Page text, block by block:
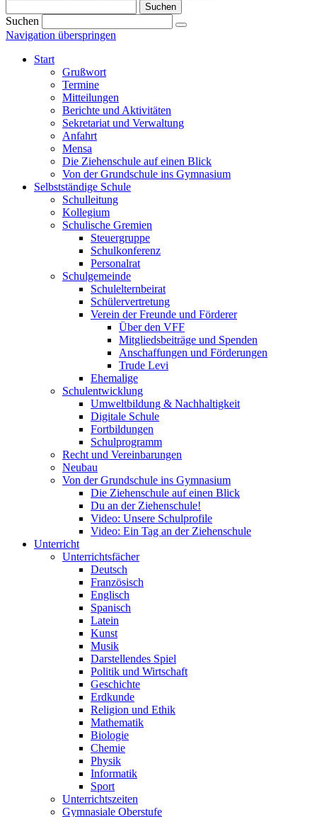
Suchen
Suchen
Navigation überspringen
Start
Grußwort
Termine
Mitteilungen
Berichte und Aktivitäten
Sekretariat und Verwaltung
Anfahrt
Mensa
Die Ziehenschule auf einen Blick
Von der Grundschule ins Gymnasium
Selbstständige Schule
Schulleitung
Kollegium
Schulische Gremien
Steuergruppe
Schulkonferenz
Personalrat
Schulgemeinde
Schulelternbeirat
Schülervertretung
Verein der Freunde und Förderer
Über den VFF
Mitgliedsbeiträge und Spenden
Anschaffungen und Förderungen
Trude Levi
Ehemalige
Schulentwicklung
Umweltbildung & Nachhaltigkeit
Digitale Schule
Fortbildungen
Schulprogramm
Recht und Vereinbarungen
Neubau
Von der Grundschule ins Gymnasium
Die Ziehenschule auf einen Blick
Du an der Ziehenschule!
Video: Unsere Schulprofile
Video: Ein Tag an der Ziehenschule
Unterricht
Unterrichtsfächer
Deutsch
Französisch
Englisch
Spanisch
Latein
Kunst
Musik
Darstellendes Spiel
Politik und Wirtschaft
Geschichte
Erdkunde
Religion und Ethik
Mathematik
Biologie
Chemie
Physik
Informatik
Sport
Unterrichtszeiten
Gymnasiale Oberstufe